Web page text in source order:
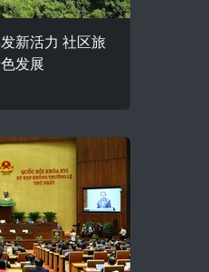
新活力 社区旅
发展